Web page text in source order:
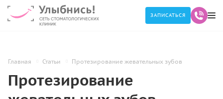
ЗАПИСАТЬСЯ
Главная Статьи Протезирование жевательных зубов
Протезирование